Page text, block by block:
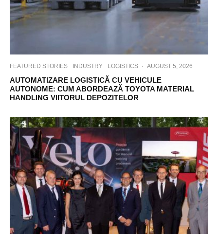
FEATURED STORIES INDUSTRY LOGISTICS · AUGUST 5, 2026
AUTOMATIZARE LOGISTICĂ CU VEHICULE
AUTONOME: CUM ABORDEAZĂ TOYOTA MATERIAL
HANDLING VIITORUL DEPOZITELOR